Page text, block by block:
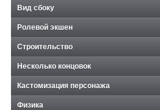
Вид сбоку
Ролевой экшен
Строительство
Несколько концовок
Кастомизация персонажа
Физика